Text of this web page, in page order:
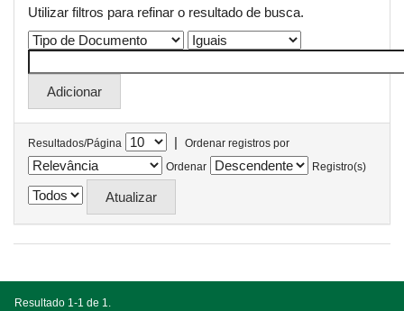
Utilizar filtros para refinar o resultado de busca.
Resultados/Página |
Ordenar registros por
Ordenar
Registro(s)
Resultado 1-1 de 1.